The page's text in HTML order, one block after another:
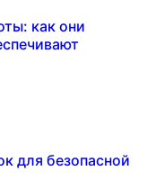
как они
для безопасной